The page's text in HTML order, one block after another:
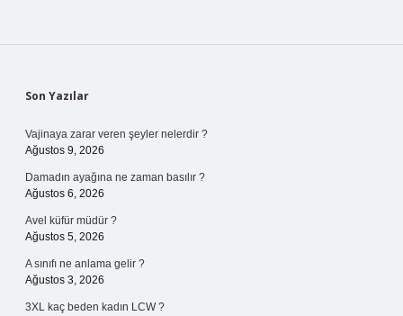
Sidebar
Son Yazılar
Vajinaya zarar veren şeyler nelerdir ?
Ağustos 9, 2026
Damadın ayağına ne zaman basılır ?
Ağustos 6, 2026
Avel küfür müdür ?
Ağustos 5, 2026
A sınıfı ne anlama gelir ?
Ağustos 3, 2026
3XL kaç beden kadın LCW ?